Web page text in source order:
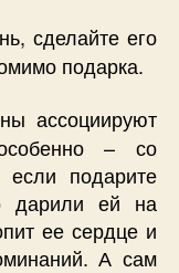
сделайте его
подарка.
ассоциируют
– со
подарите
дарили ей на
ее сердце и
А сам